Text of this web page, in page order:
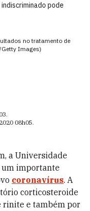
pode
no tratamento de
Images)
.
08h05.
a Universidade
um importante
coronavírus. A
corticosteroide
rinite e também por